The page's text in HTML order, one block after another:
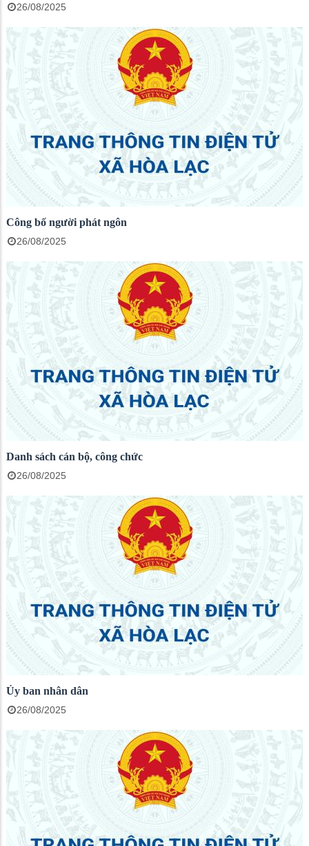
26/08/2025
Công bố người phát ngôn
26/08/2025
Danh sách cán bộ, công chức
26/08/2025
Ủy ban nhân dân
26/08/2025